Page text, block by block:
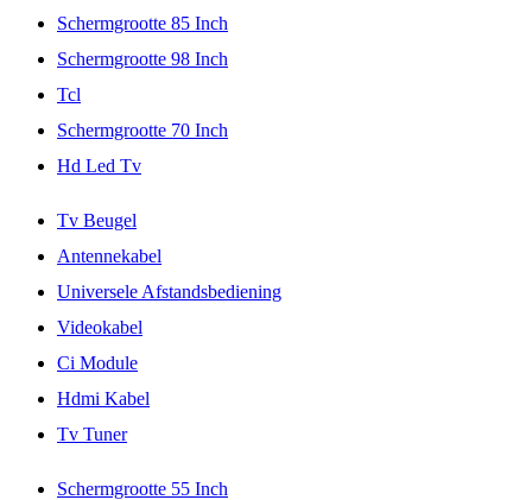
Schermgrootte 85 Inch
Schermgrootte 98 Inch
Tcl
Schermgrootte 70 Inch
Hd Led Tv
Tv Beugel
Antennekabel
Universele Afstandsbediening
Videokabel
Ci Module
Hdmi Kabel
Tv Tuner
Schermgrootte 55 Inch